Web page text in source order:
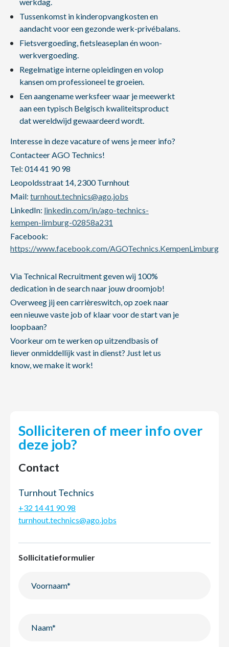
Tussenkomst in kinderopvangkosten en
aandacht voor een gezonde werk-privébalans.
Fietsvergoeding, fietsleaseplan én woon-
werkvergoeding.
Regelmatige interne opleidingen en volop
kansen om professioneel te groeien.
Een aangename werksfeer waar je meewerkt
aan een typisch Belgisch kwaliteitsproduct
dat wereldwijd gewaardeerd wordt.
Interesse in deze vacature of wens je meer info?
Contacteer AGO Technics!
Tel: 014 41 90 98
Leopoldsstraat 14, 2300 Turnhout
Mail: turnhout.technics@ago.jobs
LinkedIn: linkedin.com/in/ago-technics-
kempen-limburg-02858a231
Facebook:
https://www.facebook.com/AGOTechnics.KempenLimburg
Via Technical Recruitment geven wij 100%
dedication in de search naar jouw droomjob!
Overweeg jij een carrièreswitch, op zoek naar
een nieuwe vaste job of klaar voor de start van je
loopbaan?
Voorkeur om te werken op uitzendbasis of
liever onmiddellijk vast in dienst? Just let us
know, we make it work!
Solliciteren of meer info over
deze job?
Contact
Turnhout Technics
+32 14 41 90 98
turnhout.technics@ago.jobs
Sollicitatieformulier